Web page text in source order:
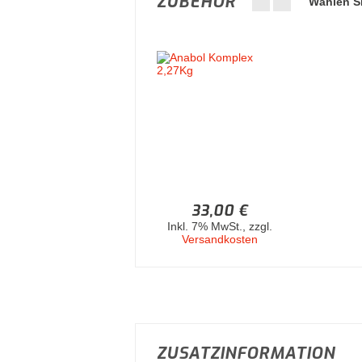
33,00 €
Inkl. 7% MwSt.
zzgl.
Versandkosten
ZUSATZINFORMATION